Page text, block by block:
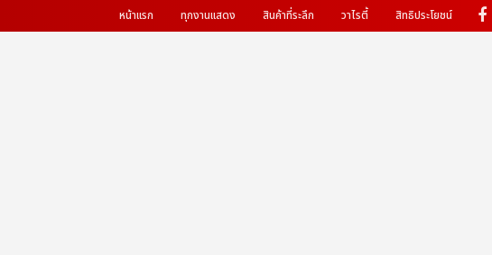
หน้าแรก ทุกงานแสดง สินค้าที่ระลึก วาไรตี้ สิทธิประโยชน์